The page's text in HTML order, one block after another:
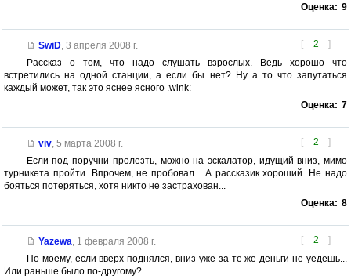
Оценка: 9
[ 2 ]
SwiD, 3 апреля 2008 г.
Рассказ о том, что надо слушать взрослых. Ведь хорошо что
встретились на одной станции, а если бы нет? Ну а то что запутаться
каждый может, так это яснее ясного :wink:
Оценка: 7
[ 2 ]
viv, 5 марта 2008 г.
Если под поручни пролезть, можно на эскалатор, идущий вниз, мимо
турникета пройти. Впрочем, не пробовал... А рассказик хороший. Не надо
бояться потеряться, хотя никто не застрахован...
Оценка: 8
[ 2 ]
Yazewa 1 февраля 2008 г.
По-моему, если вверх поднялся, вниз уже за те же деньги не уедешь...
Или раньше было по-другому?